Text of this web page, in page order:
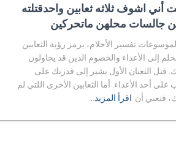
أني اشوف ثلاثه ثعابين واحدقتلته
جالسات محلهن ماتحركين
تفسير الأحلام، يرمز رؤية الثعابين
إلى الأعداء والخصوم الذين قد يحاولون
قتل الثعبان الأول يشير إلى قدرتك على
على أحد الأعداء. أما الثعابين الأخرى اللتي لم
فتعني أن اقرأ المزيد…